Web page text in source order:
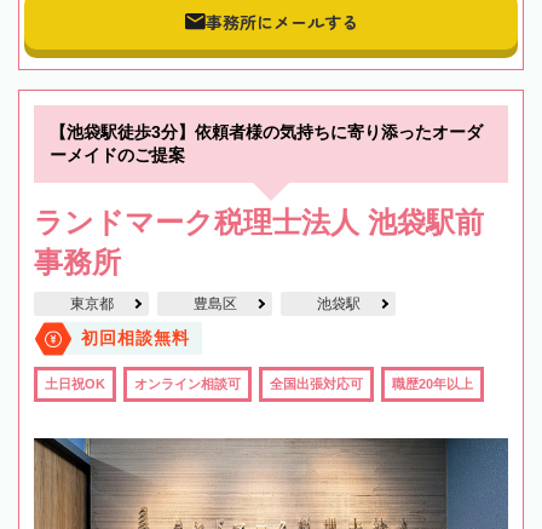
事務所にメールする
【池袋駅徒歩3分】依頼者様の気持ちに寄り添ったオーダ
ーメイドのご提案
ランドマーク税理士法人 池袋駅前
事務所
東京都 豊島区 池袋駅
初回相談無料
土日祝OK オンライン相談可 全国出張対応可 職歴20年以上